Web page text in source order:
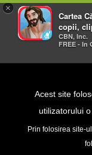
×
Cartea
copii,
CBN, Inc.
FREE - In
Acest site
utilizatorului
Prin folosirea site-